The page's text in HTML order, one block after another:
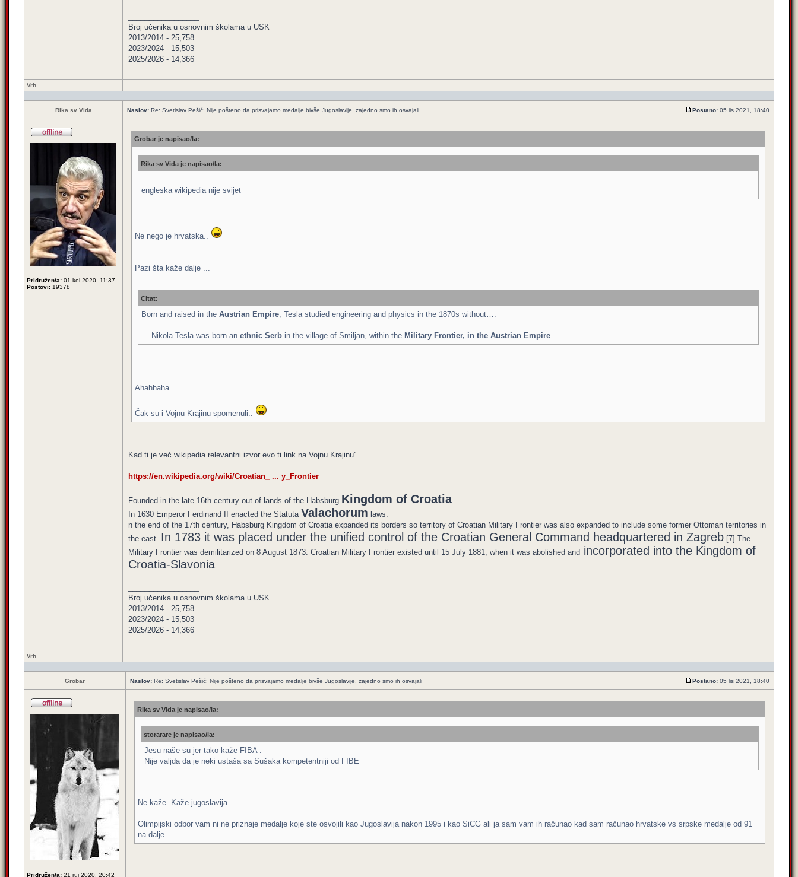
Broj učenika u osnovnim školama u USK
2013/2014 - 25,758
2023/2024 - 15,503
2025/2026 - 14,366
Vrh
Rika sv Vida Naslov: Re: Svetislav Pešić: Nije pošteno da prisvajamo medalje bivše Jugoslavije, zajedno smo ih osvajali Postano: 05 lis 2021, 18:40
Pridružen/a: 01 kol 2020, 11:37
Postovi: 19378
Grobar je napisao/la:
Rika sv Vida je napisao/la:
engleska wikipedia nije svijet
Ne nego je hrvatska..
Pazi šta kaže dalje ...
Citat:
Born and raised in the Austrian Empire, Tesla studied engineering and physics in the 1870s without….
….Nikola Tesla was born an ethnic Serb in the village of Smiljan, within the Military Frontier, in the Austrian Empire
Ahahhaha..
Čak su i Vojnu Krajinu spomenuli..
Kad ti je već wikipedia relevantni izvor evo ti link na Vojnu Krajinu''
https://en.wikipedia.org/wiki/Croatian_ ... y_Frontier
Founded in the late 16th century out of lands of the Habsburg Kingdom of Croatia
In 1630 Emperor Ferdinand II enacted the Statuta Valachorum laws.
n the end of the 17th century, Habsburg Kingdom of Croatia expanded its borders so territory of Croatian Military Frontier was also expanded to include some former Ottoman territories in
the east. In 1783 it was placed under the unified control of the Croatian General Command headquartered in Zagreb.[7] The
Military Frontier was demilitarized on 8 August 1873. Croatian Military Frontier existed until 15 July 1881, when it was abolished and incorporated into the Kingdom of
Croatia-Slavonia
Broj učenika u osnovnim školama u USK
2013/2014 - 25,758
2023/2024 - 15,503
2025/2026 - 14,366
Vrh
Grobar Naslov: Re: Svetislav Pešić: Nije pošteno da prisvajamo medalje bivše Jugoslavije, zajedno smo ih osvajali Postano: 05 lis 2021, 18:40
Pridružen/a: 21 ruj 2020, 20:42
Rika sv Vida je napisao/la:
storarare je napisao/la:
Jesu naše su jer tako kaže FIBA .
Nije valjda da je neki ustaša sa Sušaka kompetentniji od FIBE
Ne kaže. Kaže jugoslavija.
Olimpijski odbor vam ni ne priznaje medalje koje ste osvojili kao Jugoslavija nakon 1995 i kao SiCG ali ja sam vam ih računao kad sam računao hrvatske vs srpske medalje od 91
na dalje.